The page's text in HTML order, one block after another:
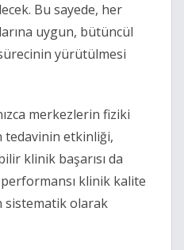
Bu sayede, her
uygun, bütüncül
yürütülmesi
merkezlerin fiziki
tedavinin etkinliği,
klinik başarısı da
klinik kalite
sistematik olarak